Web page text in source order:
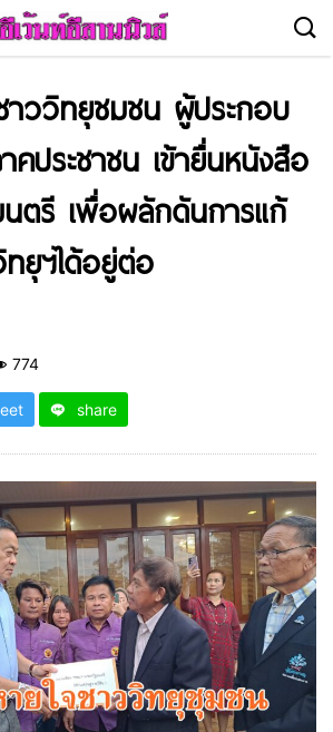
าววิทยุชมชน ผู้ประกอบ
คประชาชน เข้ายื่นหนังสือ
ตรี เพื่อผลักดันการแก้
ยุฯได้อยู่ต่อ
774
share